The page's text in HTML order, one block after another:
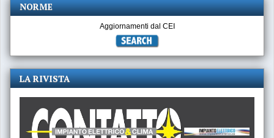
NORME
Aggiornamenti dal CEI
LA RIVISTA